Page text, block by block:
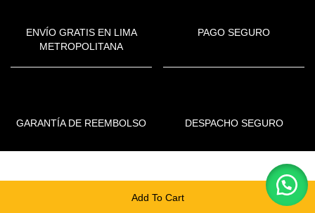
Add To Cart
ENVÍO GRATIS EN LIMA
METROPOLITANA
PAGO SEGURO
GARANTÍA DE REEMBOLSO DESPACHO SEGURO